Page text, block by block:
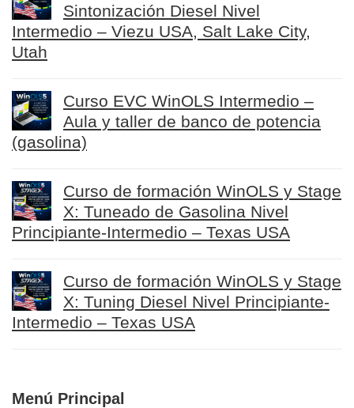
Sintonización Diesel Nivel
Intermedio – Viezu USA, Salt Lake City,
Utah
Curso EVC WinOLS Intermedio –
Aula y taller de banco de potencia
(gasolina)
Curso de formación WinOLS y Stage
X: Tuneado de Gasolina Nivel
Principiante-Intermedio – Texas USA
Curso de formación WinOLS y Stage
X: Tuning Diesel Nivel Principiante-
Intermedio – Texas USA
Menú Principal